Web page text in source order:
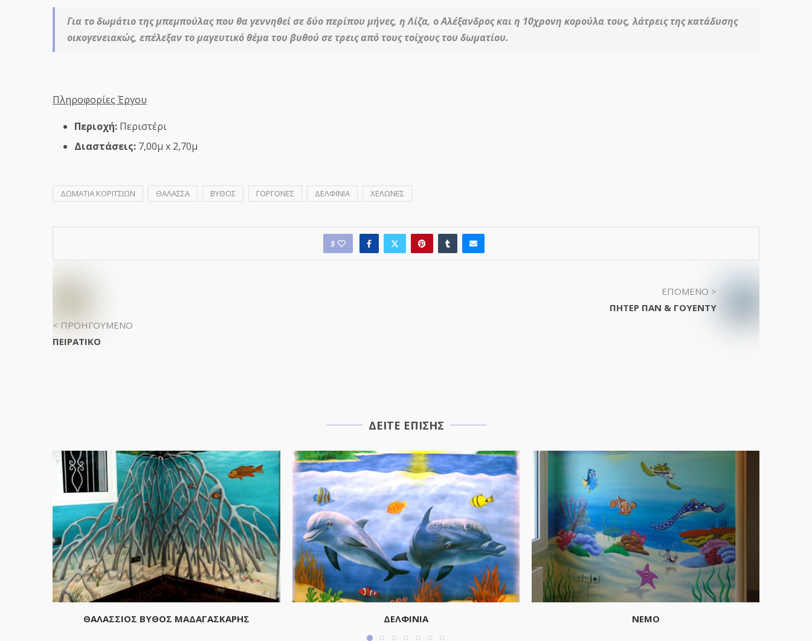
Για το δωμάτιο της μπεμπούλας που θα γεννηθεί σε δύο περίπου μήνες, η Λίζα, ο Αλέξανδρος και η 10χρονη κορούλα τους, λάτρεις της κατάδυσης
οικογενειακώς, επέλεξαν το μαγευτικό θέμα του βυθού σε τρεις από τους τοίχους του δωματίου.
Πληροφορίες Έργου
Περιοχή: Περιστέρι
Διαστάσεις: 7,00μ x 2,70μ
ΔΩΜΑΤΙΑ ΚΟΡΙΤΣΙΩΝ ΘΑΛΑΣΣΑ ΒΥΘΟΣ ΓΟΡΓΟΝΕΣ ΔΕΛΦΙΝΙΑ ΧΕΛΩΝΕΣ
5
< ΠΡΟΗΓΟΥΜΕΝΟ
ΠΕΙΡΑΤΙΚΟ
ΕΠΟΜΕΝΟ >
ΠΗΤΕΡ ΠΑΝ & ΓΟΥΕΝΤΥ
ΔΕΙΤΕ ΕΠΙΣΗΣ
ΘΑΛΑΣΣΙΟΣ ΒΥΘΟΣ ΜΑΔΑΓΑΣΚΑΡΗΣ ΔΕΛΦΙΝΙΑ NEMO